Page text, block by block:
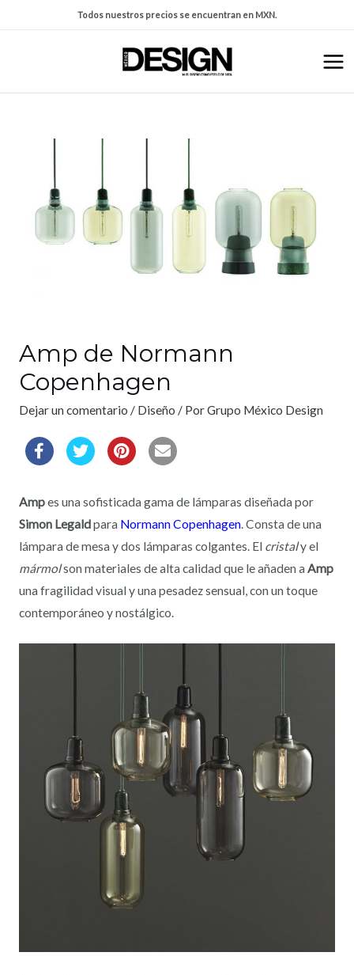
Todos nuestros precios se encuentran en MXN.
Amp de Normann
Copenhagen
Dejar un comentario / Diseño / PorGrupo México Design
Ampes una sofisticada gama de lámparas diseñada por
Simon Legaldpara Normann Copenhagen. Consta de una
lámpara de mesa y dos lámparas colgantes. El cristaly el
mármolson materiales de alta calidad que le añaden a Amp
una fragilidad visual y una pesadez sensual, con un toque
contemporáneo y nostálgico.